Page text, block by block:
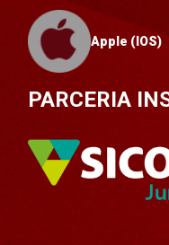
Apple (IOS)
PARCERIA